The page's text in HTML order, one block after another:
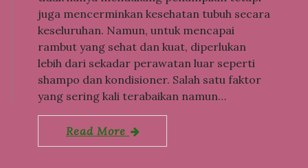
juga mencerminkan kesehatan tubuh secara
keseluruhan. Namun, untuk mencapai
rambut yang sehat dan kuat, diperlukan
lebih dari sekadar perawatan luar seperti
shampo dan kondisioner. Salah satu faktor
yang sering kali terabaikan namun…
Read More